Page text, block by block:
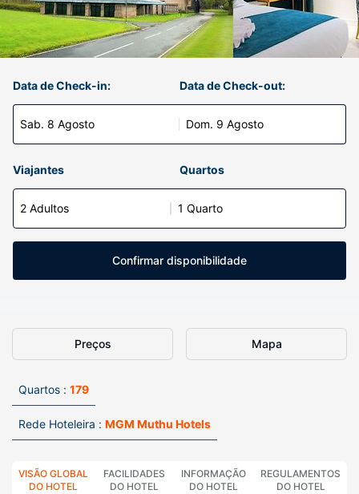
Data de Check-in:
Sab. 8 Agosto
Data de Check-out:
Dom. 9 Agosto
Viajantes Quartos
2 Adultos 1 Quarto
Confirmar disponibilidade
Preços Mapa
Quartos : 179
Rede Hoteleira : MGM Muthu Hotels
VISÃO GLOBAL
DO HOTEL
FACILIDADES
DO HOTEL
INFORMAÇÃO
DO HOTEL
REGULAMENTOS
DO HOTEL